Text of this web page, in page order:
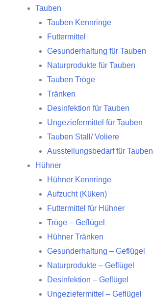
Tauben
Tauben Kennringe
Futtermittel
Gesunderhaltung für Tauben
Naturprodukte für Tauben
Tauben Tröge
Tränken
Desinfektion für Tauben
Ungeziefermittel für Tauben
Tauben Stall/ Voliere
Ausstellungsbedarf für Tauben
Hühner
Hühner Kennringe
Aufzucht (Küken)
Futtermittel für Hühner
Tröge – Geflügel
Hühner Tränken
Gesunderhaltung – Geflügel
Naturprodukte – Geflügel
Desinfektion – Geflügel
Ungeziefermittel – Geflügel